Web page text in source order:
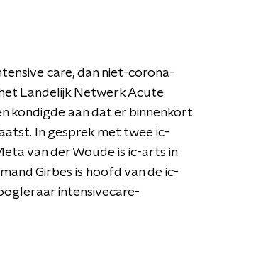
care, dan niet-corona-
Landelijk Netwerk Acute
kondigde aan dat er binnenkort
In gesprek met twee ic-
van der Woude is ic-arts in
Girbes is hoofd van de ic-
intensivecare-